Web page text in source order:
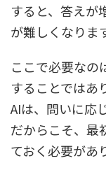
すると、答えが
が難しくなりま
ここで必要なの
することではあ
AIは、問いに応
だからこそ、最
ておく必要があ